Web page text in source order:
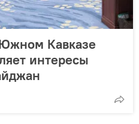
Кавказе
интересы